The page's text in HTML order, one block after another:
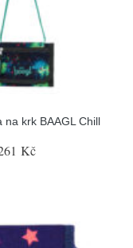
na krk BAAGL Chill
Kč